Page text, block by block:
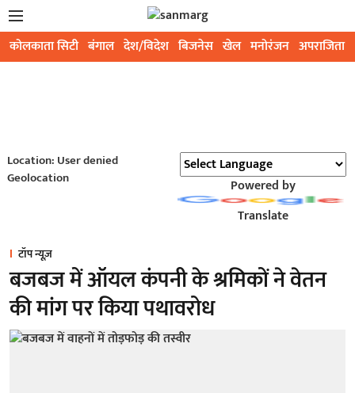
कोलकाता सिटी बंगाल देश/विदेश बिजनेस खेल मनोरंजन अपराजिता
Location: User denied
Geolocation
Powered by
Translate
टॉप न्यूज़
बजबज में ऑयल कंपनी के श्रमिकों ने वेतन
की मांग पर किया पथावरोध